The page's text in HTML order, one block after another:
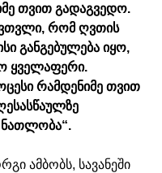
თვით გადაგვედო.
რომ ღვთის
განგებულება იყო,
ყველაფერი.
რამდენიმე თვით
ამბობს, სავანეში